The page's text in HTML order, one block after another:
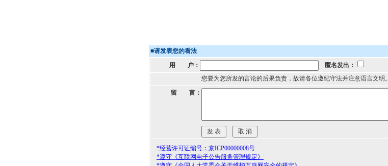
■请发表您的看法
用 户：
匿名发出：
您要为您所发的言论的后果负责，故请各位遵纪守法并注意语言文明。
留 言：
*经营许可证编号：京ICP00000008号
*遵守《互联网电子公告服务管理规定》